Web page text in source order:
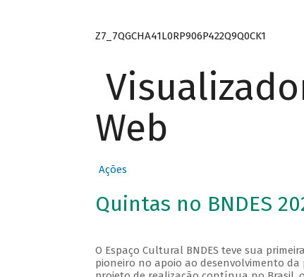
Z7_7QGCHA41L0RP906P422Q9Q0CK1
Web
Ações
Quintas no BNDES
O Espaço Cultural BNDES teve sua
pioneiro no apoio ao desenvolvimento